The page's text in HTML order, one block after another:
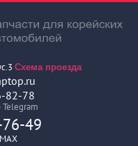
Схема проезда
82-78
49